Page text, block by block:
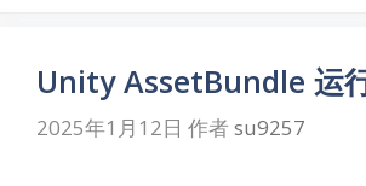
Unity AssetBundle 运
2025年1月12日 作者su9257